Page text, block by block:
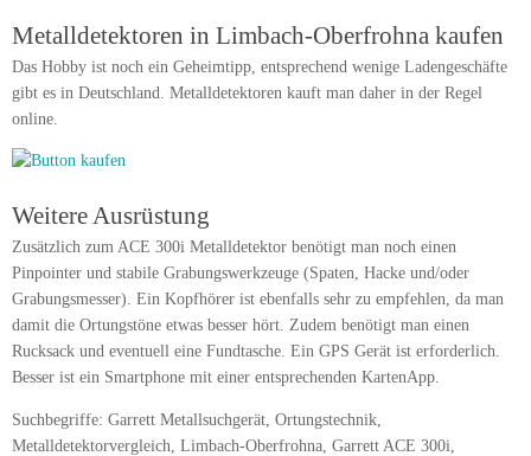
Metalldetektoren in Limbach-Oberfrohna kaufen
Das Hobby ist noch ein Geheimtipp, entsprechend wenige Ladengeschäfte
gibt es in Deutschland. Metalldetektoren kauft man daher in der Regel
online.
Weitere Ausrüstung
Zusätzlich zum ACE 300i Metalldetektor benötigt man noch einen
Pinpointer und stabile Grabungswerkzeuge (Spaten, Hacke und/oder
Grabungsmesser). Ein Kopfhörer ist ebenfalls sehr zu empfehlen, da man
damit die Ortungstöne etwas besser hört. Zudem benötigt man einen
Rucksack und eventuell eine Fundtasche. Ein GPS Gerät ist erforderlich.
Besser ist ein Smartphone mit einer entsprechenden KartenApp.
Suchbegriffe: Garrett Metallsuchgerät, Ortungstechnik,
Metalldetektorvergleich, Limbach-Oberfrohna, Garrett ACE 300i,